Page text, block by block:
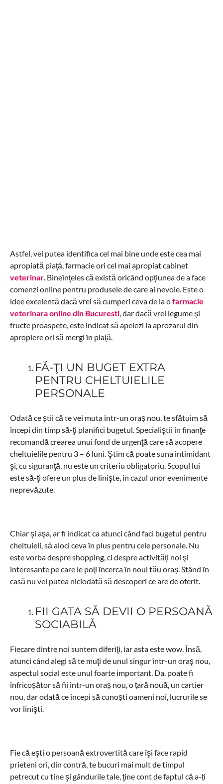
Astfel, vei putea identifica cel mai bine unde este cea mai
apropiată piaţă, farmacie ori cel mai apropiat cabinet
veterinar. Bineînţeles că există oricând opţiunea de a face
comenzi online pentru produsele de care ai nevoie. Este o
idee excelentă dacă vrei să cumperi ceva de la ofarmacie
veterinara online din Bucuresti, dar dacă vrei legume şi
fructe proaspete, este indicat să apelezi la aprozarul din
apropiere ori să mergi în piaţă.
FĂ-ŢI UN BUGET EXTRA
PENTRU CHELTUIELILE
PERSONALE
Odată ce știi că te vei muta într-un oraș nou, te sfătuim să
începi din timp să-ţi planifici bugetul. Specialiştii în finanţe
recomandă crearea unui fond de urgenţă care să acopere
cheltuielile pentru 3 – 6 luni. Ştim că poate suna intimidant
şi, cu siguranţă, nu este un criteriu obligatoriu. Scopul lui
este să-ţi ofere un plus de linişte, în cazul unor evenimente
neprevăzute.
Chiar şi aşa, ar fi indicat ca atunci când faci bugetul pentru
cheltuieli, să aloci ceva în plus pentru cele personale. Nu
este vorba despre shopping, ci despre activităţi noi şi
interesante pe care le poţi încerca în noul tău oraş. Stând în
casă nu vei putea niciodată să descoperi ce are de oferit.
FII GATA SĂ DEVII O PERSOANĂ
SOCIABILĂ
Fiecare dintre noi suntem diferiţi, iar asta este wow. Însă,
atunci când alegi să te muţi de unul singur într-un oraş nou,
aspectul social este unul foarte important. Da, poate fi
înfricoșător să fii într-un oraș nou, o țară nouă, un cartier
nou, dar odată ce începi să cunoști oameni noi, lucrurile se
vor linişti.
Fie că eşti o persoană extrovertită care îşi face rapid
prieteni ori, din contră, te bucuri mai mult de timpul
petrecut cu tine şi gândurile tale, ţine cont de faptul că a-ți